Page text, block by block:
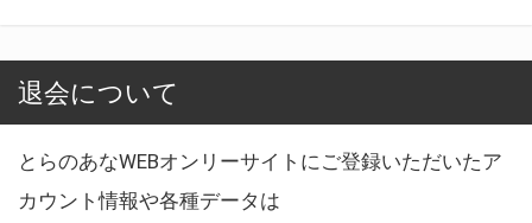
退会について
とらのあなWEBオンリーサイトにご登録いただいたア
カウント情報や各種データは